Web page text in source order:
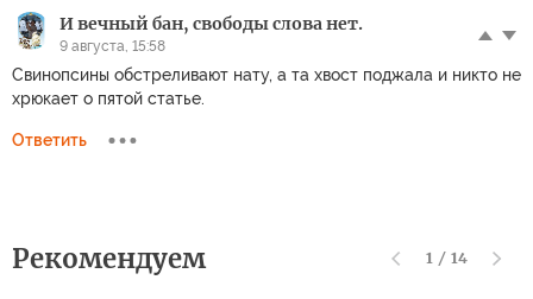
И вечный бан, свободы слова нет.
9 августа, 15:58
Свинопсины обстреливают нату, а та хвост поджала и никто не
хрюкает о пятой статье.
Ответить
Рекомендуем 1 / 14